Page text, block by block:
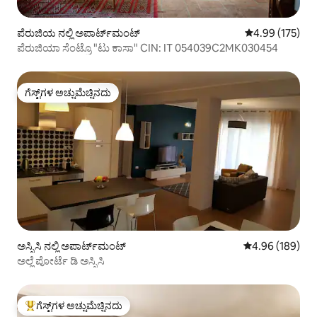
ಪೆರುಜಿಯ ನಲ್ಲಿ ಅಪಾರ್ಟ್‌ಮಂಟ್ 5 ರಲ್ಲಿ 4.99
4.99 (175)
ಪೆರುಜಿಯಾ ಸೆಂಟ್ರೊ "ಟು ಕಾಸಾ" CIN: IT 054039C2MK030454
ಗೆಸ್ಟ್‌ಗಳ ಅಚ್ಚುಮೆಚ್ಚಿನದು
ಗೆಸ್ಟ್‌ಗಳ ಅಚ್ಚುಮೆಚ್ಚಿನದು
ಅಸ್ಸಿಸಿ ನಲ್ಲಿ ಅಪಾರ್ಟ್‌ಮಂಟ್ 5 ರಲ್ಲಿ 4.96
4.96 (189)
ಅಲ್ಲೆ ಪೋರ್ಟೆ ಡಿ ಅಸ್ಸಿಸಿ
ಗೆಸ್ಟ್‌ಗಳಿಗೆ ಅತಿ ಹೆಚ್ಚು ಅಚ್ಚುಮೆಚ್ಚಿನದು
ಗೆಸ್ಟ್‌ಗಳ ಅಚ್ಚುಮೆಚ್ಚಿನದು